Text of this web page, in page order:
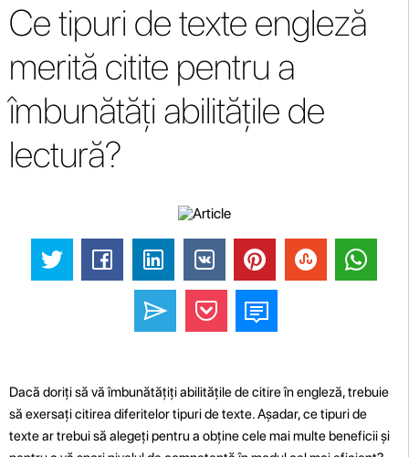
Ce tipuri de texte engleză
merită citite pentru a
îmbunătăți abilitățile de
lectură?
Dacă doriți să vă îmbunătățiți abilitățile de citire în engleză, trebuie
să exersați citirea diferitelor tipuri de texte. Așadar, ce tipuri de
texte ar trebui să alegeți pentru a obține cele mai multe beneficii și